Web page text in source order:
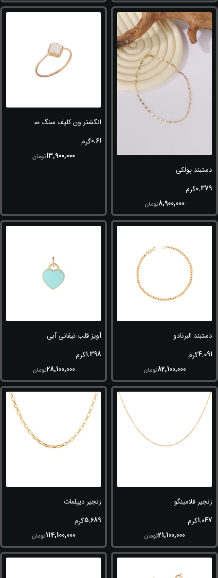
دستبند پولکی
0.379گرم
8,900,000تومان
انگشتر ون کلیف سنگ صدفی
0.61گرم
13,900,000تومان
دستبند البرنادو
4.091گرم
82,100,000تومان
آویز قلب تیفانی آبی
1.398گرم
28,100,000تومان
زنجیر فلامینگو
1.047گرم
21,100,000تومان
زنجیر دیپلمات
5.689گرم
114,100,000تومان